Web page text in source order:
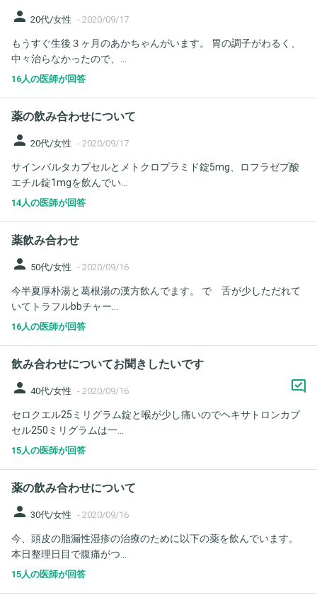
person 20代/女性 - 2020/09/17
もうすぐ生後３ヶ月のあかちゃんがいます。 胃の調子がわるく、
中々治らなかったので、...
16人の医師が回答
薬の飲み合わせについて
person 20代/女性 - 2020/09/17
サインバルタカプセルとメトクロプラミド錠5mg、ロフラゼプ酸
エチル錠1mgを飲んでい...
14人の医師が回答
薬飲み合わせ
person 50代/女性 - 2020/09/16
今半夏厚朴湯と葛根湯の漢方飲んでます。 で 舌が少しただれて
いてトラフルbbチャー...
16人の医師が回答
飲み合わせについてお聞きしたいです
person 40代/女性 - 2020/09/16
セロクエル25ミリグラム錠と喉が少し痛いのでヘキサトロンカプ
セル250ミリグラムは一...
15人の医師が回答
薬の飲み合わせについて
person 30代/女性 - 2020/09/16
今、頭皮の脂漏性湿疹の治療のために以下の薬を飲んでいます。
本日整理日目で腹痛がつ...
15人の医師が回答